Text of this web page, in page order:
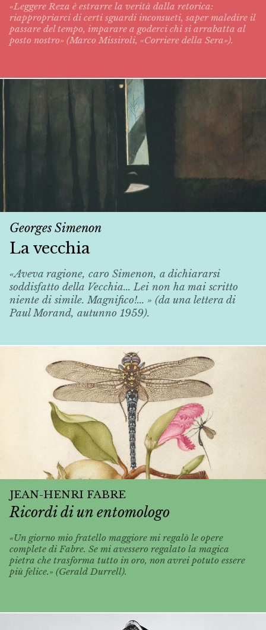
«Leggere Reza è estrarre la verità dalla retorica:
riappropriarci di certi sguardi inconsueti, saper maledire il
passare del tempo, imparare a goderci chi si arrabatta al
posto nostro» (Marco Missiroli, «Corriere della Sera»).
Georges Simenon
La vecchia
«Aveva ragione, caro Simenon, a dichiararsi
soddisfatto della Vecchia... Lei non ha mai scritto
niente di simile. Magnifico!... » (da una lettera di
Paul Morand, autunno 1959).
JEAN-HENRI FABRE
Ricordi di un entomologo
«Un giorno mio fratello maggiore mi regalò le opere
complete di Fabre. Se mi avessero regalato la magica
pietra che trasforma tutto in oro, non avrei potuto essere
più felice.» (Gerald Durrell).